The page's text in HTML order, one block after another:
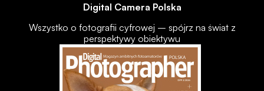
Digital Camera Polska
Wszystko o fotografii cyfrowej – spójrz na świat z
perspektywy obiektywu